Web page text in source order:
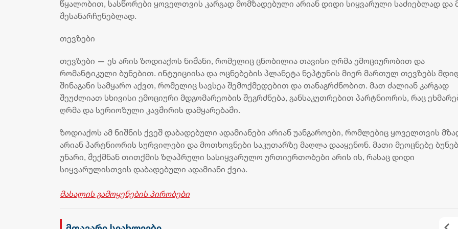
წყალობით, სასწორები ყოველთვის კარგად მომზადებული არიან დიდი სიყვარული საძიებლად და
შესანარჩუნებლად.
თევზები
თევზები — ეს არის ზოდიაქოს ნიშანი, რომელიც ცნობილია თავისი ღრმა ემოციურობით და
რომანტიკული ბუნებით. ინტუიციისა და ოცნებების პლანეტა ნეპტუნის მიერ მართულ თევზებს
შინაგანი სამყარო აქვთ, რომელიც სავსეა შემოქმედებით და თანაგრძნობით. მათ ძალიან კარგად
შეუძლიათ სხივისი ემოციური მდგომარეობის შეგრძნება, განსაკუთრებით პარტნიორის, რაც
ღრმა და სერიოზული კავშირის დამყარებაში.
ზოდიაქოს ამ ნიშნის ქვეშ დაბადებული ადამიანები არიან უანგაროები, რომლებიც ყოველთვის
არიან პარტნიორის სურვილები და მოთხოვნები საკუთარზე მაღლა დააყენონ. მათი მეოცნებე
უნარი, შექმნან თითქმის ზღაპრული სასიყვარულო ურთიერთობები არის ის, რასაც დიდი
სიყვარულისთვის დაბადებული ადამიანი ქვია.
მასალის გამოყენების პირობები